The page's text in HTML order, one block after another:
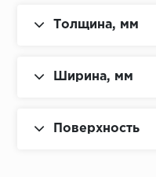
Серо-коричневый
Серый
Черный
Толщина, мм
Ширина, мм
Поверхность